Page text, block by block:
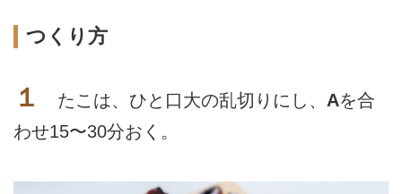
つくり方
１ たこは、ひと口大の乱切りにし、 Aを合
わせ15〜30分おく。